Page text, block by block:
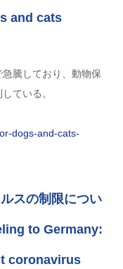
and cats
騰しており、動物保
ている。
dogs-and-cats-
スの制限につい
to Germany:
coronavirus